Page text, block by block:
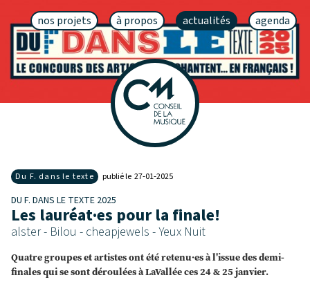
nos projets à propos actualités agenda
Du F. dans le texte publié le 27‑01‑2025
DU F. DANS LE TEXTE 2025
Les lauréat·es pour la finale!
alster - Bilou - cheapjewels - Yeux Nuit
Quatre groupes et artistes ont été retenu·es à l'issue des demi-
finales qui se sont déroulées à LaVallée ces 24 & 25 janvier.